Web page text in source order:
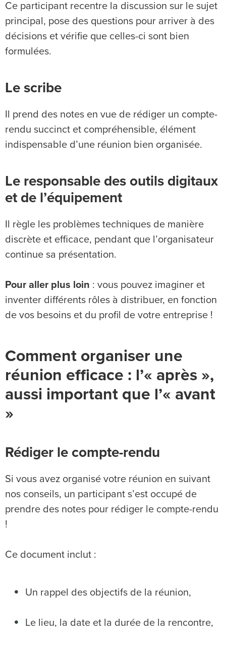
Ce participant recentre la discussion sur le sujet
principal, pose des questions pour arriver à des
décisions et vérifie que celles-ci sont bien
formulées.
Le scribe
Il prend des notes en vue de rédiger un compte-
rendu succinct et compréhensible, élément
indispensable d’une réunion bien organisée.
Le responsable des outils digitaux
et de l’équipement
Il règle les problèmes techniques de manière
discrète et efficace, pendant que l’organisateur
continue sa présentation.
Pour aller plus loin : vous pouvez imaginer et
inventer différents rôles à distribuer, en fonction
de vos besoins et du profil de votre entreprise !
Comment organiser une
réunion efficace : l’« après »,
aussi important que l’« avant
»
Rédiger le compte-rendu
Si vous avez organisé votre réunion en suivant
nos conseils, un participant s’est occupé de
prendre des notes pour rédiger le compte-rendu
!
Ce document inclut :
Un rappel des objectifs de la réunion,
Le lieu, la date et la durée de la rencontre,